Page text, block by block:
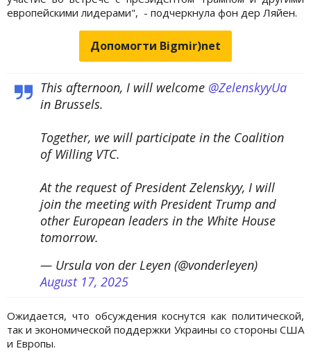
европейскими лидерами", - подчеркнула фон дер Ляйен.
Допомогти Bigmir)net
This afternoon, I will welcome @ZelenskyyUa
in Brussels.
Together, we will participate in the Coalition
of Willing VTC.
At the request of President Zelenskyy, I will
join the meeting with President Trump and
other European leaders in the White House
tomorrow.
— Ursula von der Leyen (@vonderleyen)
August 17, 2025
Ожидается, что обсуждения коснутся как политической,
так и экономической поддержки Украины со стороны США
и Европы.